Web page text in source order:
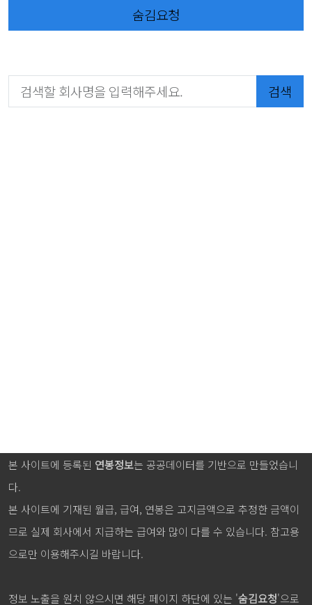
숨김요청
검색
본 사이트에 등록된 연봉정보는 공공데이터를 기반으로 만들었습니
다.
본 사이트에 기재된 월급, 급여, 연봉은 고지금액으로 추정한 금액이
므로 실제 회사에서 지급하는 급여와 많이 다를 수 있습니다. 참고용
으로만 이용해주시길 바랍니다.
정보 노출을 원치 않으시면 해당 페이지 하단에 있는 '숨김요청'으로